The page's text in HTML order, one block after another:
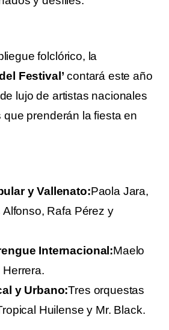
folclórico, la
Festival’ contará este año
lujo de artistas nacionales
prenderán la fiesta en
y Vallenato:Paola Jara,
Alfonso, Rafa Pérez y
Internacional:Maelo
y Urbano:Tres orquestas
Huilense y Mr. Black.